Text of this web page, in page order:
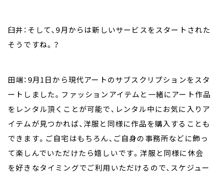
臼井：そして、9月からは新しいサービスをスタートされた
そうですね。？
田端：9月1日から現代アートのサブスクリプションをスタ
ートしました。ファッションアイテムと一緒にアート作品
をレンタル頂くことが可能で、レンタル中にお気に入りア
イテムが見つかれば、洋服と同様に作品を購入することも
できます。ご自宅はもちろん、ご自身の事務所などに飾っ
て楽しんでいただけたら嬉しいです。洋服と同様に休会
を好きなタイミングでご利用いただけるので、スケジュー